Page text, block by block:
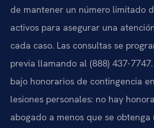
de mantener un número limitado
activos para asegurar una
cada caso. Las consultas se
previa llamando al (888) 437-
bajo honorarios de contingencia
lesiones personales: no hay
abogado a menos que se obtenga